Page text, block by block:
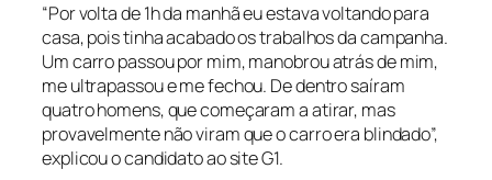
“Por volta de 1h da manhã eu estava voltando para
casa, pois tinha acabado os trabalhos da campanha.
Um carro passou por mim, manobrou atrás de mim,
me ultrapassou e me fechou. De dentro saíram
quatro homens, que começaram a atirar, mas
provavelmente não viram que o carro era blindado”,
explicou o candidato ao site G1.